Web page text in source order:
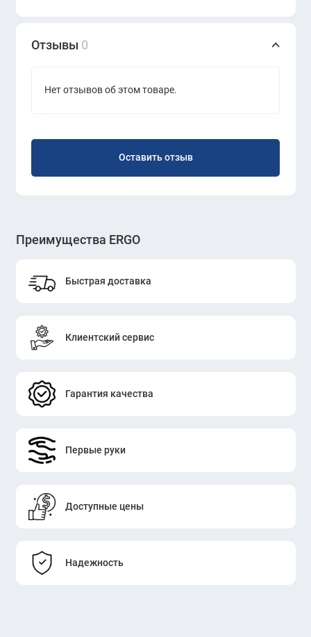
Почему стоит выбрать диван KANO (SGA60.2T)
подчёркивает статус компании и создаёт комфортную
атмосферу для клиентов и партнёров. Подходит для
Отзывы 0
Нет отзывов об этом товаре.
Оставить отзыв
Преимущества ERGO
Быстрая доставка
Клиентский сервис
Гарантия качества
Первые руки
Доступные цены
Надежность